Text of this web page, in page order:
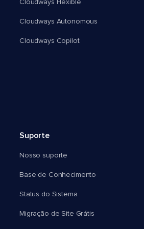
Cloudways Flexible
Cloudways Autonomous
Cloudways Copilot
Suporte
Nosso suporte
Base de Conhecimento
Status do Sistema
Migração de Site Grátis